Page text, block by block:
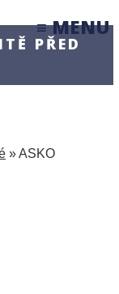
≡ MENU
PŘED
»ASKO